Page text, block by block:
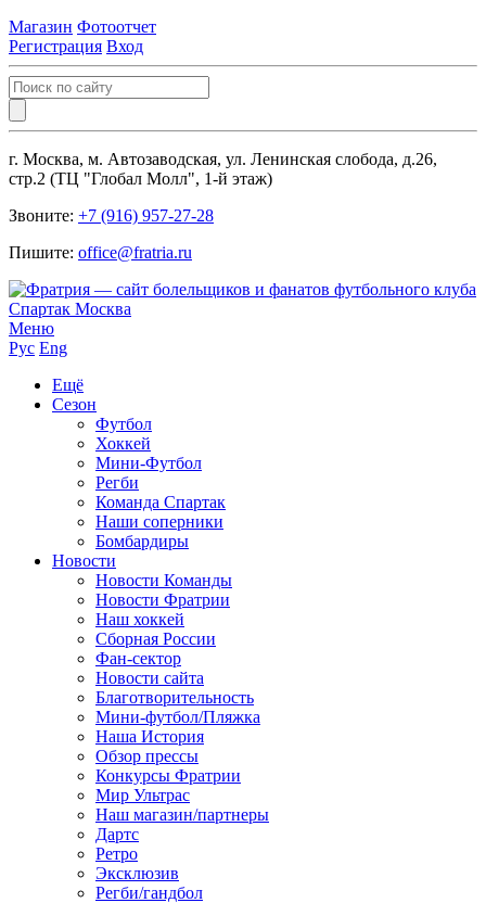
Магазин Фотоотчет
Регистрация Вход
г. Москва, м. Автозаводская, ул. Ленинская слобода, д.26,
стр.2 (ТЦ "Глобал Молл", 1-й этаж)
Звоните: +7 (916) 957-27-28
Пишите: office@fratria.ru
Меню
Рус Eng
Ещё
Сезон
Футбол
Хоккей
Мини-Футбол
Регби
Команда Спартак
Наши соперники
Бомбардиры
Новости
Новости Команды
Новости Фратрии
Наш хоккей
Сборная России
Фан-cектор
Новости сайта
Благотворительность
Мини-футбол/Пляжка
Наша История
Обзор прессы
Конкурсы Фратрии
Мир Ультрас
Наш магазин/партнеры
Дартс
Ретро
Эксклюзив
Регби/гандбол